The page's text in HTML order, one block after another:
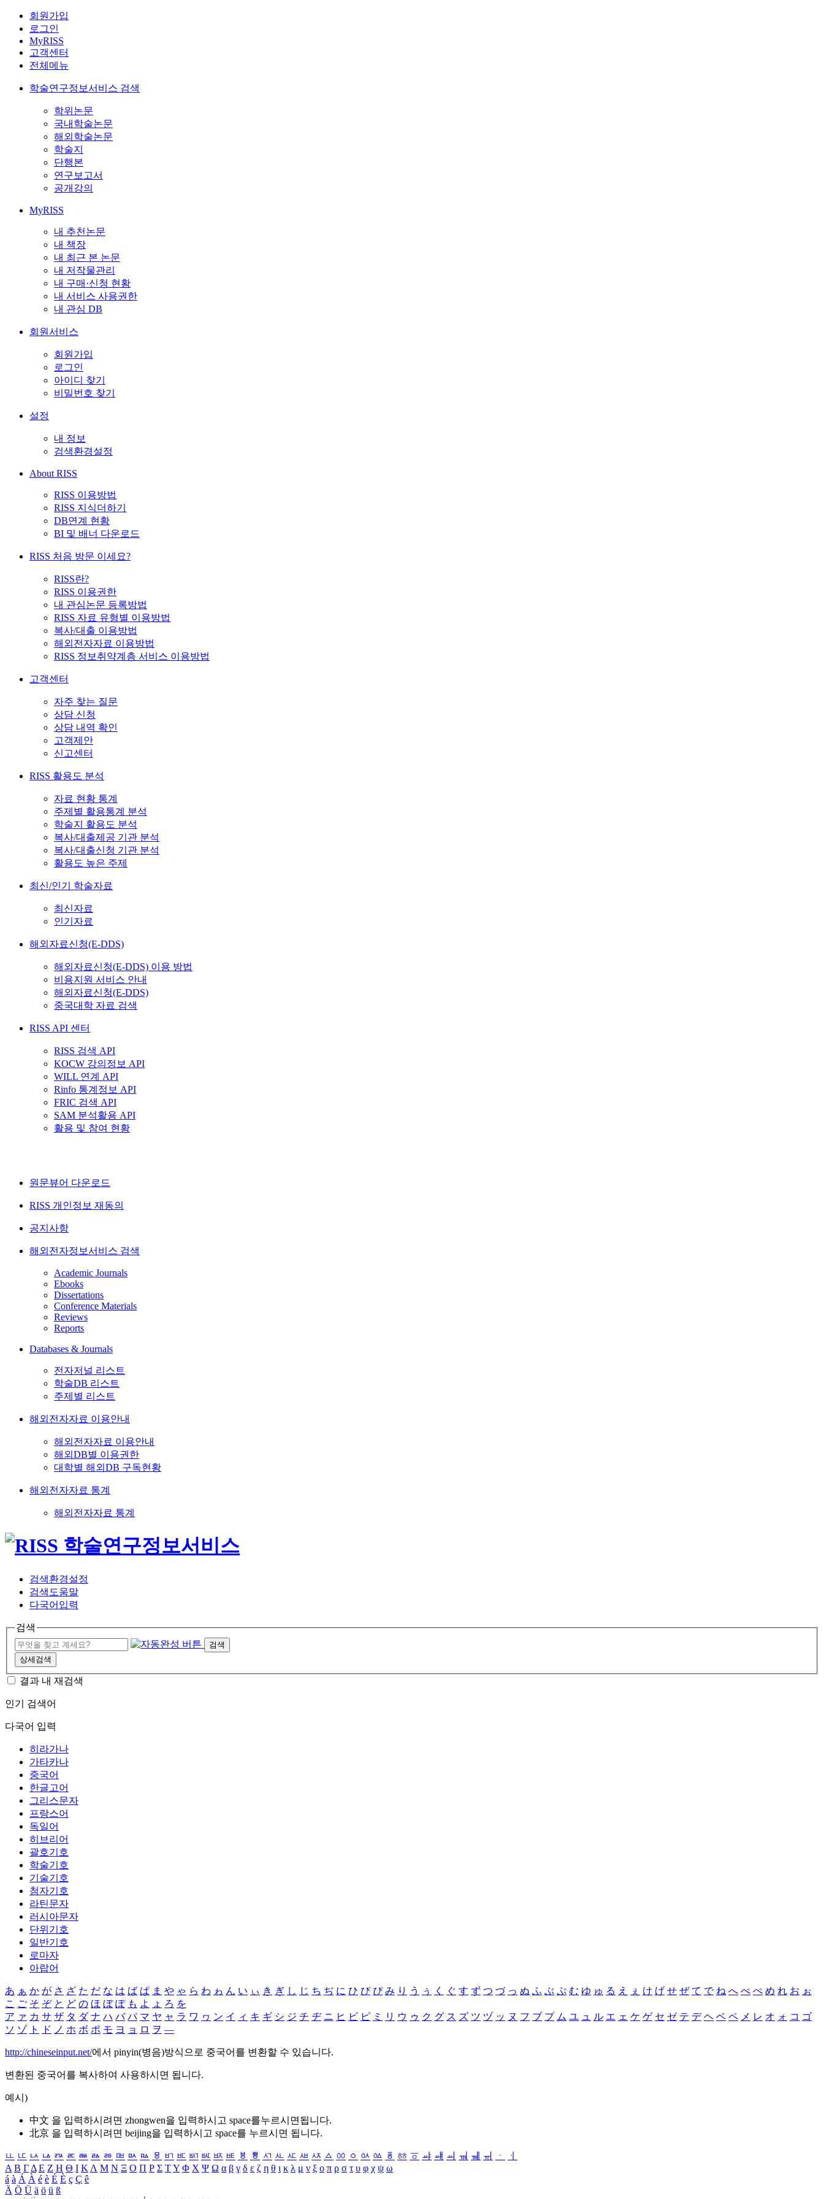
회원가입
로그인
MyRISS
고객센터
전체메뉴
학술연구정보서비스 검색
학위논문
국내학술논문
해외학술논문
학술지
단행본
연구보고서
공개강의
MyRISS
내 추천논문
내 책장
내 최근 본 논문
내 저작물관리
내 구매·신청 현황
내 서비스 사용권한
내 관심 DB
회원서비스
회원가입
로그인
아이디 찾기
비밀번호 찾기
설정
내 정보
검색환경설정
About RISS
RISS 이용방법
RISS 지식더하기
DB연계 현황
BI 및 배너 다운로드
RISS 처음 방문 이세요?
RISS란?
RISS 이용권한
내 관심논문 등록방법
RISS 자료 유형별 이용방법
복사/대출 이용방법
해외전자자료 이용방법
RISS 정보취약계층 서비스 이용방법
고객센터
자주 찾는 질문
상담 신청
상담 내역 확인
고객제안
신고센터
RISS 활용도 분석
자료 현황 통계
주제별 활용통계 분석
학술지 활용도 분석
복사/대출제공 기관 분석
복사/대출신청 기관 분석
활용도 높은 주제
최신/인기 학술자료
최신자료
인기자료
해외자료신청(E-DDS)
해외자료신청(E-DDS) 이용 방법
비용지원 서비스 안내
해외자료신청(E-DDS)
중국대학 자료 검색
RISS API 센터
RISS 검색 API
KOCW 강의정보 API
WILL 연계 API
Rinfo 통계정보 API
FRIC 검색 API
SAM 분석활용 API
활용 및 참여 현황
원문뷰어 다운로드
RISS 개인정보 재동의
공지사항
해외전자정보서비스 검색
Academic Journals
Ebooks
Dissertations
Conference Materials
Reviews
Reports
Databases & Journals
전자저널 리스트
학술DB 리스트
주제별 리스트
해외전자자료 이용안내
해외전자자료 이용안내
해외DB별 이용권한
대학별 해외DB 구독현황
해외전자자료 통계
해외전자자료 통계
검색환경설정
검색도움말
다국어입력
검색
검색
상세검색
결과 내 재검색
인기 검색어
다국어 입력
히라가나
가타카나
중국어
한글고어
그리스문자
프랑스어
독일어
히브리어
괄호기호
학술기호
기술기호
첨자기호
라틴문자
러시아문자
단위기호
일반기호
로마자
아랍어
あ ぁ か が さ ざ た だ な は ば ぱ ま や ゃ ら わ ゎ ん い ぃ き ぎ し じ ち ぢ に ひ び ぴ み り う ぅ く ぐ す ず つ づ っ ぬ ふ ぶ ぷ む ゆ ゅ る え ぇ け げ せ ぜ て で ね へ べ ぺ め れ お ぉ
こ ご そ ぞ と ど の ほ ぼ ぽ も よ ょ ろ を
ア ァ カ サ ザ タ ダ ナ ハ バ パ マ ヤ ャ ラ ワ ヮ ン イ ィ キ ギ シ ジ チ ヂ ニ ヒ ビ ピ ミ リ ウ ゥ ク グ ス ズ ツ ヅ ッ ヌ フ ブ プ ム ユ ュ ル エ ェ ケ ゲ セ ゼ テ デ ヘ ベ ペ メ レ オ ォ コ ゴ
ソ ゾ ト ド ノ ホ ボ ポ モ ヨ ョ ロ ヲ ―
http://chineseinput.net/에서 pinyin(병음)방식으로 중국어를 변환할 수 있습니다.
변환된 중국어를 복사하여 사용하시면 됩니다.
예시)
中文 을 입력하시려면 zhongwen을 입력하시고 space를누르시면됩니다.
北京 을 입력하시려면 beijing을 입력하시고 space를 누르시면 됩니다.
ㅥ ㅦ ㅧ ㅨ ㅩ ㅪ ㅫ ㅬ ㅭ ㅮ ㅯ ㅰ ㅱ ㅲ ㅳ ㅴ ㅵ ㅶ ㅷ ㅸ ㅹ ㅺ ㅻ ㅼ ㅽ ㅾ ㅿ ㆀ ㆁ ㆂ ㆃ ㆄ ㆅ ㆆ ㆇ ㆈ ㆉ ㆊ ㆋ ㆌ ㆍ
ㆎ
Α Β ΓΔ Ε Ζ Η Θ Ι ΚΛ Μ Ν Ξ Ο Π Ρ Σ ΤΥ Φ Χ Ψ Ω α β γ δ ε ζ η θ ι κ λ μ ν ξ ο π ρ σ τ υ φ χ ψ ω
á à Á À é è É È ç Ç ê
Ä Ö Ü ä ö ü ß